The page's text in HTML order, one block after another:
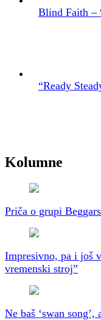
Blind Faith –
“Ready
Kolumne
Priča o grupi
Impresivno, pa i još
vremenski stroj”
Ne baš ‘swan